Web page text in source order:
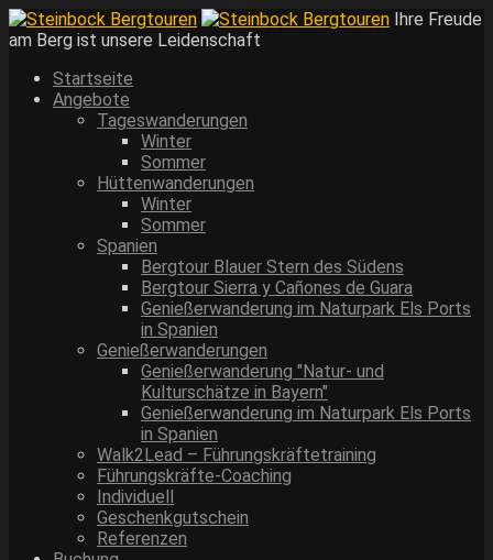
Ihre Freude
am Berg ist unsere Leidenschaft
Startseite
Angebote
Tageswanderungen
Winter
Sommer
Hüttenwanderungen
Winter
Sommer
Spanien
Bergtour Blauer Stern des Südens
Bergtour Sierra y Cañones de Guara
Genießerwanderung im Naturpark Els Ports
in Spanien
Genießerwanderungen
Genießerwanderung "Natur- und
Kulturschätze in Bayern"
Genießerwanderung im Naturpark Els Ports
in Spanien
Walk2Lead – Führungskräftetraining
Führungskräfte-Coaching
Individuell
Geschenkgutschein
Referenzen